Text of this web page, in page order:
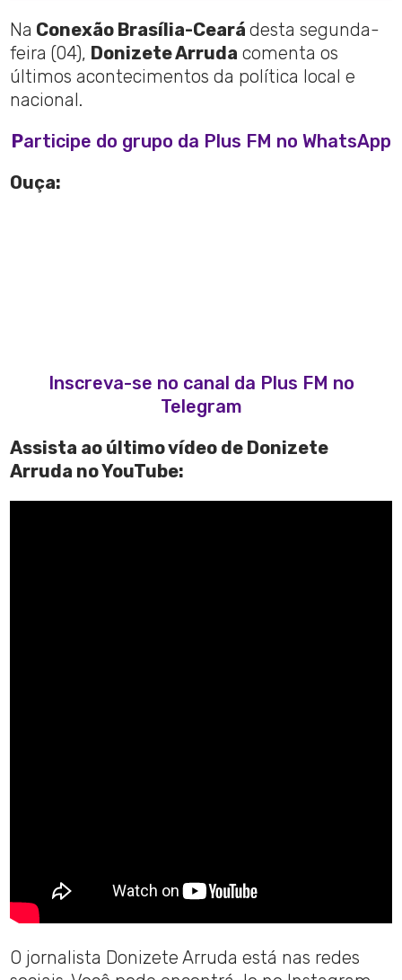
Na Conexão Brasília-Cearádesta segunda-
feira (04), Donizete Arruda comenta os
últimos acontecimentos da política local e
nacional.
Participe do grupo da Plus FM no WhatsApp
Ouça:
Inscreva-se no canal da Plus FM no
Telegram
Assista ao último vídeo de Donizete
Arruda no YouTube:
O jornalista Donizete Arruda está nas redes